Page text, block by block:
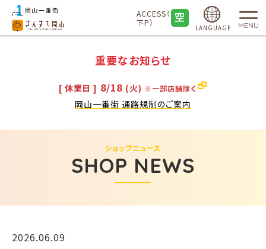
ACCESS（地
下P）
LANGUAGE MENU
重要なお知らせ
[ 休業日 ] 8/18 (火) ※一部店舗除く
岡山一番街 通路規制のご案内
SHOP NEWS
ショップニュース
2026.06.09